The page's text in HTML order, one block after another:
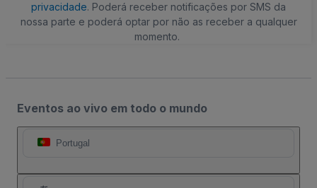
privacidade. Poderá receber notificações por SMS da
nossa parte e poderá optar por não as receber a qualquer
momento.
Eventos ao vivo em todo o mundo
Portugal